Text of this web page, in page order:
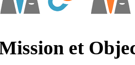
et